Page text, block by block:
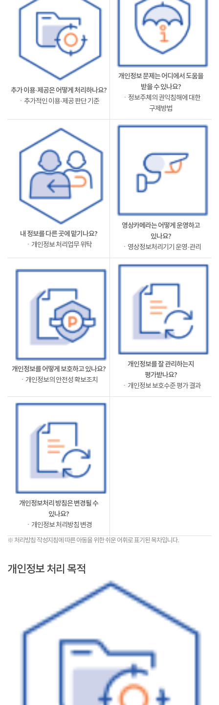
추가 이용·제공은 어떻게 처리하나요?
ㆍ추가적인 이용·제공 판단 기준
개인정보 문제는 어디에서 도움을
받을 수 있나요?
ㆍ정보주체의 권익침해에 대한
구제방법
내 정보를 다른 곳에 맡기나요?
ㆍ개인정보 처리업무 위탁
영상카메라는 어떻게 운영하고
있나요?
ㆍ영상정보처리기기 운영·관리
개인정보를 어떻게 보호하고 있나요?
ㆍ개인정보의 안전성 확보조치
개인정보를 잘 관리하는지
평가받나요?
ㆍ개인정보 보호수준 평가 결과
개인정보처리 방침은 변경될 수
있나요?
ㆍ개인정보 처리방침 변경
※ 처리방침 작성지침에 따른 아동을 위한 쉬운 어휘로 표기된 목차입니다.
개인정보 처리 목적